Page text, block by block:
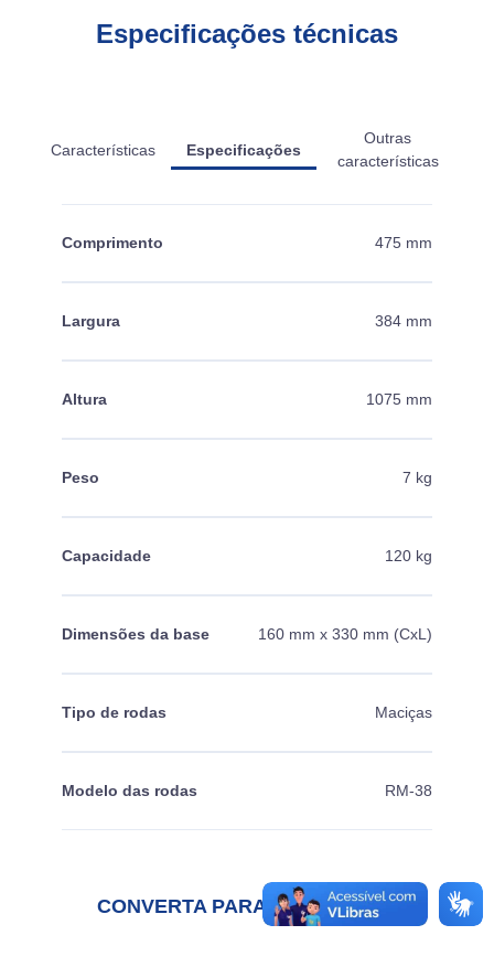
Especificações técnicas
Características Especificações
Outras
características
Comprimento 475 mm
Largura 384 mm
Altura 1075 mm
Peso 7 kg
Capacidade 120 kg
Dimensões da base 160 mm x 330 mm (CxL)
Tipo de rodas Maciças
Modelo das rodas RM-38
CONVERTA PARA POLEGADAS